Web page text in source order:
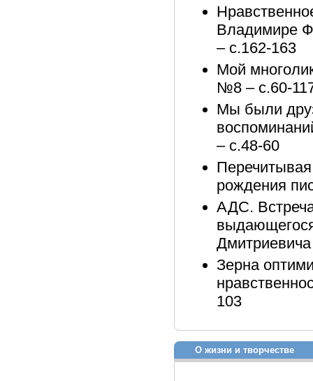
Владимире
– с.162-163
Мой
№8 – с.60-
Мы были
– с.48-60
рождения
АДС.
Зерна
103
О жизни и творчестве